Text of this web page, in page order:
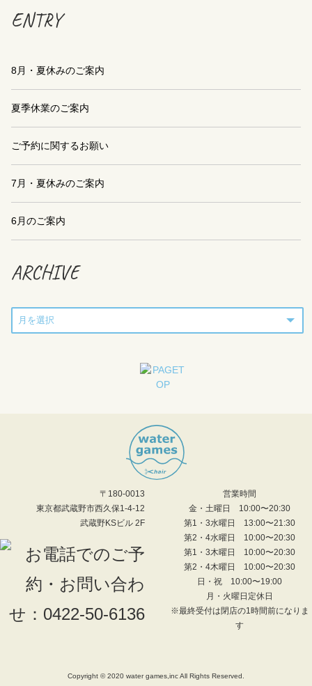
ENTRY
8月・夏休みのご案内
夏季休業のご案内
ご予約に関するお願い
7月・夏休みのご案内
6月のご案内
ARCHIVE
〒180-0013
東京都武蔵野市西久保1-4-12
武蔵野KSビル 2F
営業時間
金・土曜日 10:00〜20:30
第1・3水曜日 13:00〜21:30
第2・4水曜日 10:00〜20:30
第1・3木曜日 10:00〜20:30
第2・4木曜日 10:00〜20:30
日・祝 10:00〜19:00
月・火曜日定休日
※最終受付は閉店の1時間前になりま
す
Copyright © 2020 water games,inc All Rights Reserved.